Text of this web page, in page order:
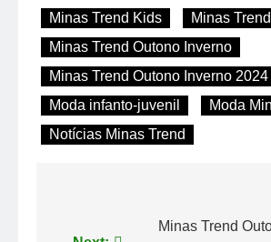
Minas Trend Kids
Minas
Minas Trend Outono Inverno
Minas Trend Outono Inverno 2024
Moda infanto-juvenil
Moda
Notícias Minas Trend
Minas Trend